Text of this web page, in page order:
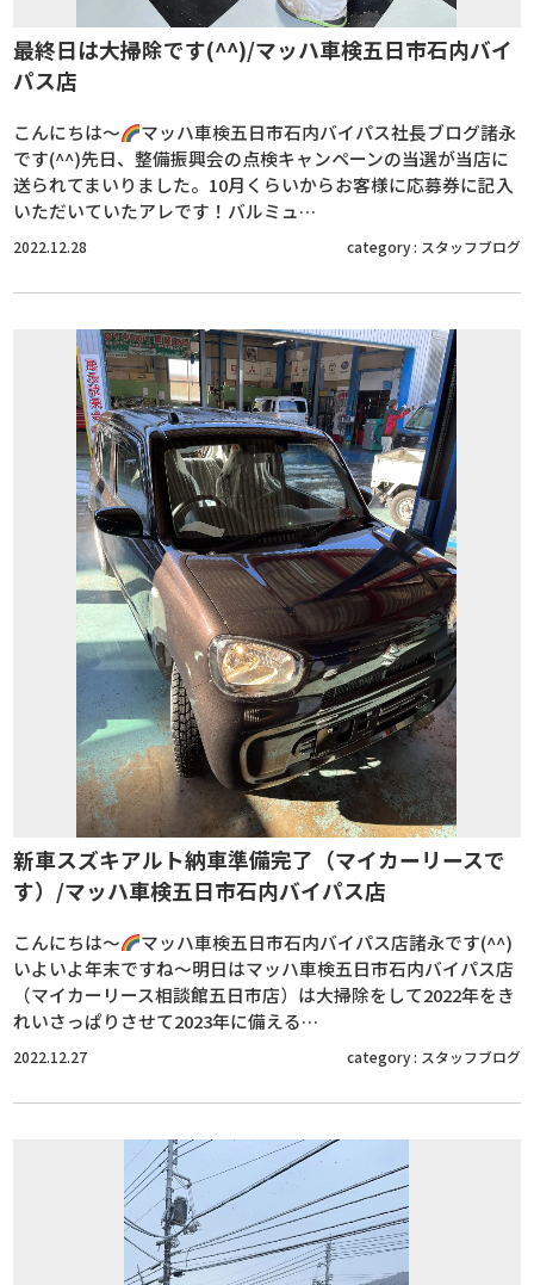
最終日は大掃除です(^^)/マッハ車検五日市石内バイ
パス店
こんにちは～
マッハ車検五日市石内バイパス社長ブログ諸永
です(^^)先日、整備振興会の点検キャンペーンの当選が当店に
送られてまいりました。10月くらいからお客様に応募券に記入
いただいていたアレです！バルミュ…
2022.12.28 category : スタッフブログ
新車スズキアルト納車準備完了（マイカーリースで
す）/マッハ車検五日市石内バイパス店
こんにちは～
マッハ車検五日市石内バイパス店諸永です(^^)
いよいよ年末ですね～明日はマッハ車検五日市石内バイパス店
（マイカーリース相談館五日市店）は大掃除をして2022年をき
れいさっぱりさせて2023年に備える…
2022.12.27 category : スタッフブログ